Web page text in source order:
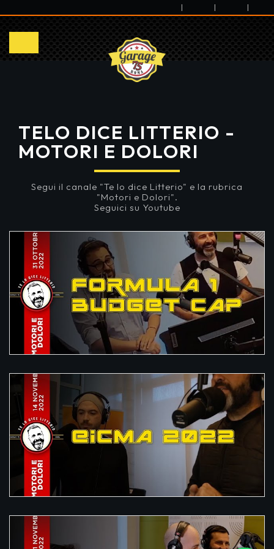
| | |
TELO DICE LITTERIO -
MOTORI E DOLORI
Segui il canale "Te lo dice Litterio" e la rubrica
"Motori e Dolori".
Seguici su Youtube